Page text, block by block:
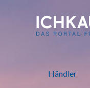
ich kauf
Händler